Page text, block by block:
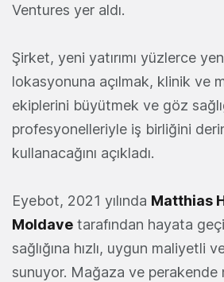
Ventures yer aldı.
Şirket, yeni yatırımı yüzlerce
lokasyonuna açılmak, klinik ve
ekiplerini büyütmek ve göz
profesyonelleriyle iş birliğini
kullanacağını açıkladı.
Eyebot, 2021 yılında Matthias
Moldave tarafından hayata
sağlığına hızlı, uygun maliyetli
sunuyor. Mağaza ve perakende